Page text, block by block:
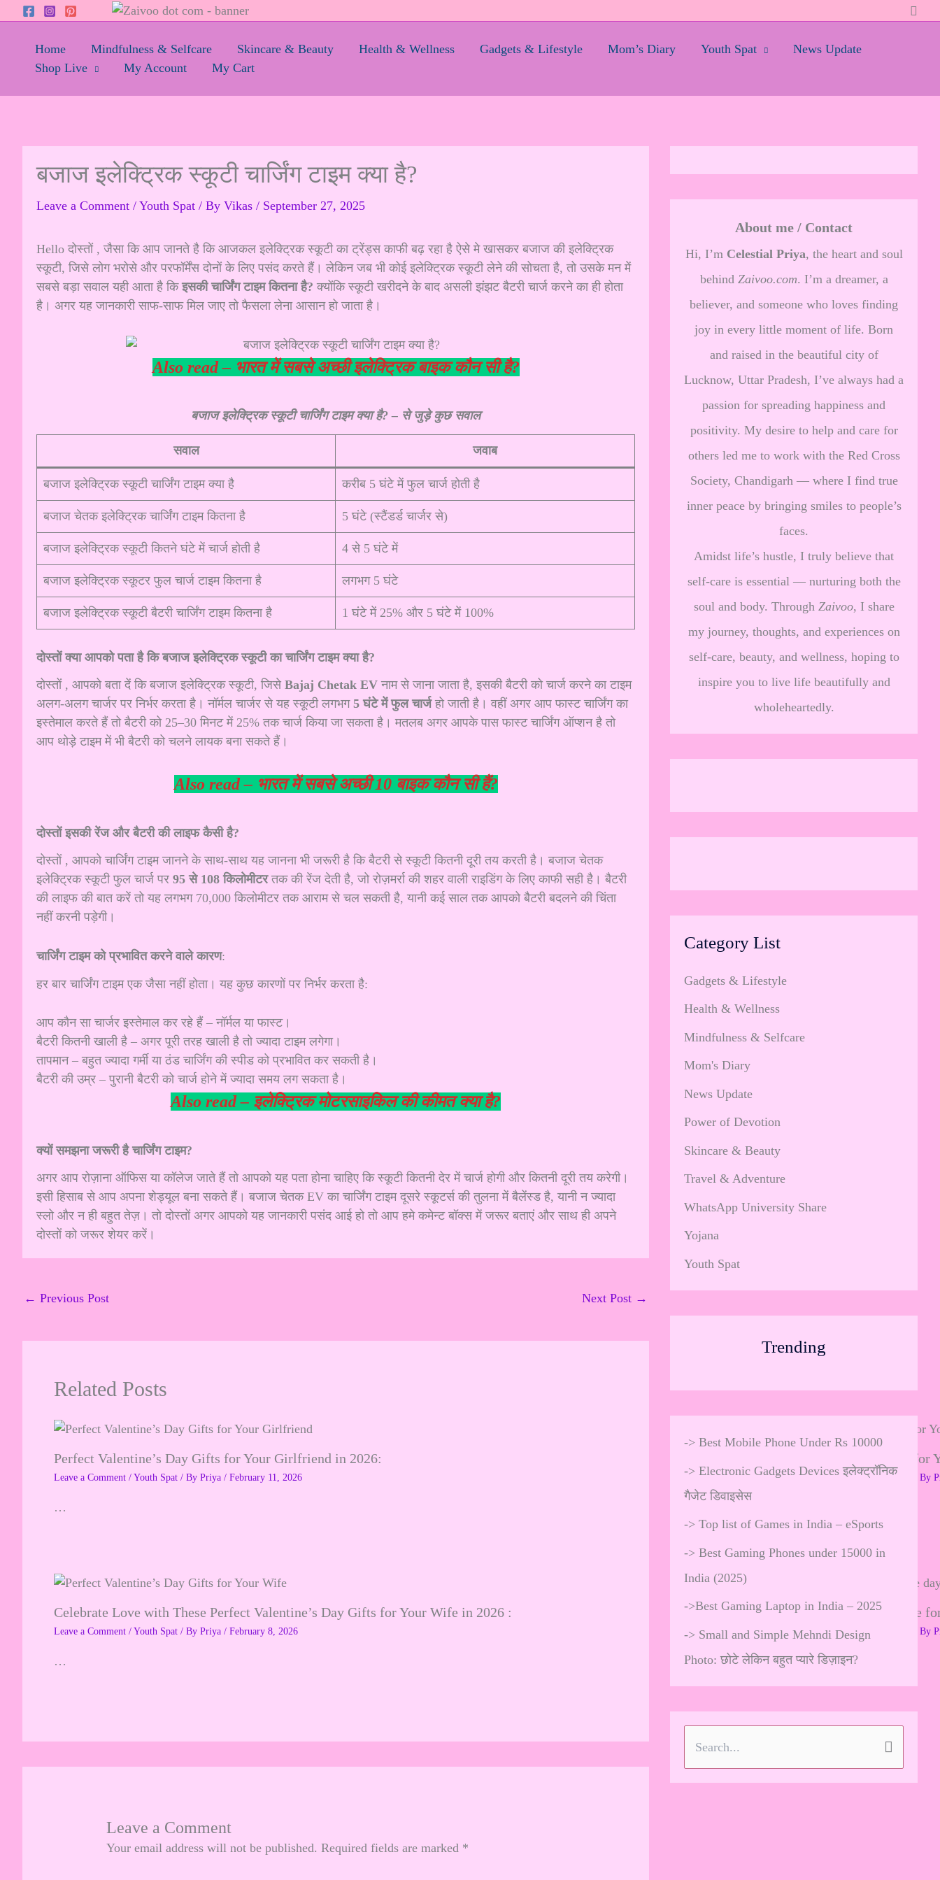
contentHome Mindfulness & Selfcare Skincare & Beauty Health & Wellness Gadgets & Lifestyle Mom’s Diary Youth Spat
News Update
Shop Live
My Account My Cart
बजाज इलेक्ट्रिक स्कूटी चार्जिंग टाइम क्या है?
Leave a Comment / Youth Spat / By Vikas / September 27, 2025
Hello दोस्तों , जैसा कि आप जानते है कि आजकल इलेक्ट्रिक स्कूटी का ट्रेंड्स काफी बढ़ रहा है ऐसे मे खासकर बजाज की इलेक्ट्रिक
स्कूटी, जिसे लोग भरोसे और परफॉर्मेंस दोनों के लिए पसंद करते हैं। लेकिन जब भी कोई इलेक्ट्रिक स्कूटी लेने की सोचता है, तो उसके मन में
सबसे बड़ा सवाल यही आता है किइसकी चार्जिंग टाइम कितना है? क्योंकि स्कूटी खरीदने के बाद असली झंझट बैटरी चार्ज करने का ही होता
है। अगर यह जानकारी साफ-साफ मिल जाए तो फैसला लेना आसान हो जाता है।
Also read – भारत में सबसे अच्छी इलेक्ट्रिक बाइक कौन सी है?
बजाज इलेक्ट्रिक स्कूटी चार्जिंग टाइम क्या है? – से जुड़े कुछ सवाल
सवाल जवाब
बजाज इलेक्ट्रिक स्कूटी चार्जिंग टाइम क्या है करीब 5 घंटे में फुल चार्ज होती है
बजाज चेतक इलेक्ट्रिक चार्जिंग टाइम कितना है 5 घंटे (स्टैंडर्ड चार्जर से)
बजाज इलेक्ट्रिक स्कूटी कितने घंटे में चार्ज होती है 4 से 5 घंटे में
बजाज इलेक्ट्रिक स्कूटर फुल चार्ज टाइम कितना है लगभग 5 घंटे
बजाज इलेक्ट्रिक स्कूटी बैटरी चार्जिंग टाइम कितना है 1 घंटे में 25% और 5 घंटे में 100%
दोस्तों क्या आपको पता है कि बजाज इलेक्ट्रिक स्कूटी का चार्जिंग टाइम क्या है?
दोस्तों , आपको बता दें कि बजाज इलेक्ट्रिक स्कूटी, जिसे Bajaj Chetak EV नाम से जाना जाता है, इसकी बैटरी को चार्ज करने का टाइम
अलग-अलग चार्जर पर निर्भर करता है। नॉर्मल चार्जर से यह स्कूटी लगभग 5 घंटे में फुल चार्जहो जाती है। वहीं अगर आप फास्ट चार्जिंग का
इस्तेमाल करते हैं तो बैटरी को 25–30 मिनट में 25% तक चार्ज किया जा सकता है। मतलब अगर आपके पास फास्ट चार्जिंग ऑप्शन है तो
आप थोड़े टाइम में भी बैटरी को चलने लायक बना सकते हैं।
Also read – भारत में सबसे अच्छी 10 बाइक कौन सी हैं?
दोस्तों इसकी रेंज और बैटरी की लाइफ कैसी है?
दोस्तों , आपको चार्जिंग टाइम जानने के साथ-साथ यह जानना भी जरूरी है कि बैटरी से स्कूटी कितनी दूरी तय करती है। बजाज चेतक
इलेक्ट्रिक स्कूटी फुल चार्ज पर 95 से 108 किलोमीटरतक की रेंज देती है, जो रोज़मर्रा की शहर वाली राइडिंग के लिए काफी सही है। बैटरी
की लाइफ की बात करें तो यह लगभग 70,000 किलोमीटर तक आराम से चल सकती है, यानी कई साल तक आपको बैटरी बदलने की चिंता
नहीं करनी पड़ेगी।
चार्जिंग टाइम को प्रभावित करने वाले कारण:
हर बार चार्जिंग टाइम एक जैसा नहीं होता। यह कुछ कारणों पर निर्भर करता है:
आप कौन सा चार्जर इस्तेमाल कर रहे हैं – नॉर्मल या फास्ट।
बैटरी कितनी खाली है – अगर पूरी तरह खाली है तो ज्यादा टाइम लगेगा।
तापमान – बहुत ज्यादा गर्मी या ठंड चार्जिंग की स्पीड को प्रभावित कर सकती है।
बैटरी की उम्र – पुरानी बैटरी को चार्ज होने में ज्यादा समय लग सकता है।
Also read – इलेक्ट्रिक मोटरसाइकिल की कीमत क्या है?
क्यों समझना जरूरी है चार्जिंग टाइम?
अगर आप रोज़ाना ऑफिस या कॉलेज जाते हैं तो आपको यह पता होना चाहिए कि स्कूटी कितनी देर में चार्ज होगी और कितनी दूरी तय करेगी।
इसी हिसाब से आप अपना शेड्यूल बना सकते हैं। बजाज चेतक EV का चार्जिंग टाइम दूसरे स्कूटर्स की तुलना में बैलेंस्ड है, यानी न ज्यादा
स्लो और न ही बहुत तेज़। तो दोस्तों अगर आपको यह जानकारी पसंद आई हो तो आप हमे कमेन्ट बॉक्स में जरूर बताएं और साथ ही अपने
दोस्तों को जरूर शेयर करें।
← Previous Post Next Post →
Related Posts
Perfect Valentine’s Day Gifts for Your Girlfriend in 2026:
Leave a Comment / Youth Spat / By Priya / February 11, 2026
…
Valentine’s Day Gifts
Leave a Comment /Youth Spat / By
Celebrate Love with These Perfect Valentine’s Day Gifts for Your Wife in 2026 :
Leave a Comment / Youth Spat / By Priya / February 8, 2026
…
The Perfect Dress Code
Leave a Comment /Youth Spat / By
…
Leave a Comment
Your email address will not be published. Required fields are marked *
About me / Contact
Hi, I’m Celestial Priya, the heart and soul
behind Zaivoo.com. I’m a dreamer, a
believer, and someone who loves finding
joy in every little moment of life. Born
and raised in the beautiful city of
Lucknow, Uttar Pradesh, I’ve always had a
passion for spreading happiness and
positivity. My desire to help and care for
others led me to work with the Red Cross
Society, Chandigarh — where I find true
inner peace by bringing smiles to people’s
faces.
Amidst life’s hustle, I truly believe that
self-care is essential — nurturing both the
soul and body. Through Zaivoo, I share
my journey, thoughts, and experiences on
self-care, beauty, and wellness, hoping to
inspire you to live life beautifully and
wholeheartedly.
Category List
Gadgets & Lifestyle
Health & Wellness
Mindfulness & Selfcare
Mom's Diary
News Update
Power of Devotion
Skincare & Beauty
Travel & Adventure
WhatsApp University Share
Yojana
Youth Spat
Trending
-> Best Mobile Phone Under Rs 10000
-> Electronic Gadgets Devices इलेक्ट्रॉनिक
गैजेट डिवाइसेस
-> Top list of Games in India – eSports
-> Best Gaming Phones under 15000 in
India (2025)
->Best Gaming Laptop in India – 2025
-> Small and Simple Mehndi Design
Photo: छोटे लेकिन बहुत प्यारे डिज़ाइन?